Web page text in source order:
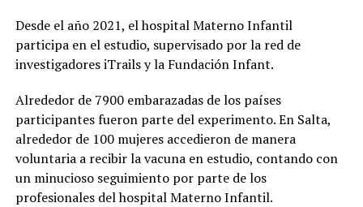
Desde el año 2021, el hospital Materno Infantil
participa en el estudio, supervisado por la red de
investigadores iTrails y la Fundación Infant.
Alrededor de 7900 embarazadas de los países
participantes fueron parte del experimento. En Salta,
alrededor de 100 mujeres accedieron de manera
voluntaria a recibir la vacuna en estudio, contando con
un minucioso seguimiento por parte de los
profesionales del hospital Materno Infantil.